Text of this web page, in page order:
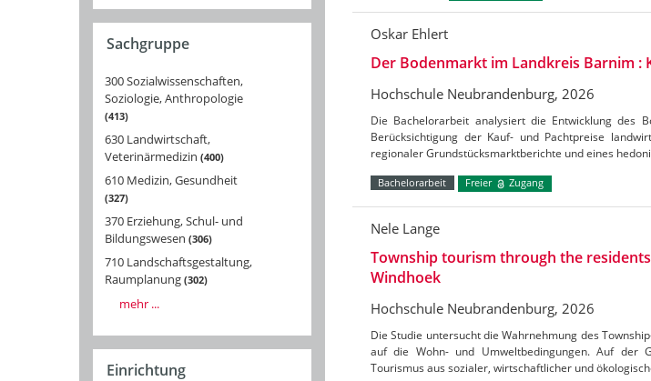
Sachgruppe
300 Sozialwissenschaften,
Soziologie, Anthropologie
413
630 Landwirtschaft,
Veterinärmedizin 400
610 Medizin, Gesundheit
327
370 Erziehung, Schul- und
Bildungswesen 306
710 Landschaftsgestaltung,
Raumplanung 302
mehr ...
Einrichtung
Oskar Ehlert
Der Bodenmarkt im Landkreis Barnim :
Hochschule Neubrandenburg, 2026
Die Bachelorarbeit analysiert die Entwicklung des
Berücksichtigung der Kauf- und Pachtpreise
regionaler Grundstücksmarktberichte und eines
Bachelorarbeit Freier Zugang
Nele Lange
Township tourism through the
Windhoek
Hochschule Neubrandenburg, 2026
Die Studie untersucht die Wahrnehmung des
auf die Wohn- und Umweltbedingungen. Auf der
Tourismus aus sozialer, wirtschaftlicher und